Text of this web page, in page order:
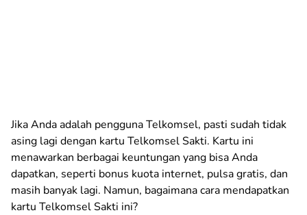
Jika Anda adalah pengguna Telkomsel, pasti sudah tidak
asing lagi dengan kartu Telkomsel Sakti. Kartu ini
menawarkan berbagai keuntungan yang bisa Anda
dapatkan, seperti bonus kuota internet, pulsa gratis, dan
masih banyak lagi. Namun, bagaimana cara mendapatkan
kartu Telkomsel Sakti ini?